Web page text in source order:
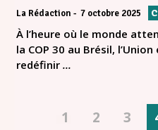
La Rédaction 7 octobre 2025
À l’heure où le monde
la COP 30 au Brésil,
redéfinir ...
1 2 3